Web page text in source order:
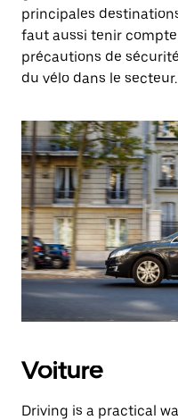
principales
faut aussi tenir
précautions de
du vélo dans le secteur.
Voiture
Driving is a practical